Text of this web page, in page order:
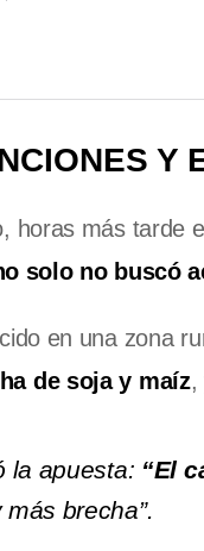
Y
horas más tarde
solo no buscó
en una zona
de soja y maíz,
la apuesta: “El
más brecha”.